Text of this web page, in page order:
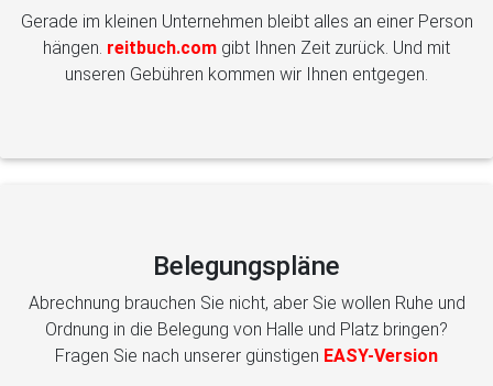
Gerade im kleinen Unternehmen bleibt alles an einer Person
hängen. reitbuch.com gibt Ihnen Zeit zurück. Und mit
unseren Gebühren kommen wir Ihnen entgegen.
Belegungspläne
Abrechnung brauchen Sie nicht, aber Sie wollen Ruhe und
Ordnung in die Belegung von Halle und Platz bringen?
Fragen Sie nach unserer günstigen EASY-Version